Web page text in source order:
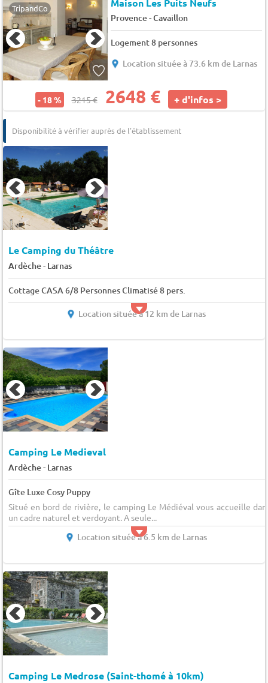
TripandCo Maison Les Puits Neufs
Provence-Cavaillon
Logement 8 personnes
Location située à 73.6 km de Larnas
- 18 % 3215 € 2648 € + d'infos >
Disponibilité à vérifier auprès de l'établissement
Le Camping du Théâtre
Ardèche- Larnas
Cottage CASA 6/8 Personnes Climatisé 8 pers.
Location située à 12 km de Larnas
Camping Le Medieval
Ardèche- Larnas
Gîte Luxe Cosy Puppy
Situé en bord de rivière, le camping Le Médiéval vous accueille
un cadre naturel et verdoyant. A seule...
Location située à 6.5 km de Larnas
Camping Le Medrose (Saint-thomé à 10km)